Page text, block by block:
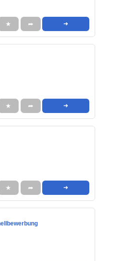
★ ➦ ➜
★ ➦ ➜
★ ➦ ➜